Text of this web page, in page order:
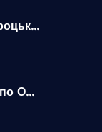
О...